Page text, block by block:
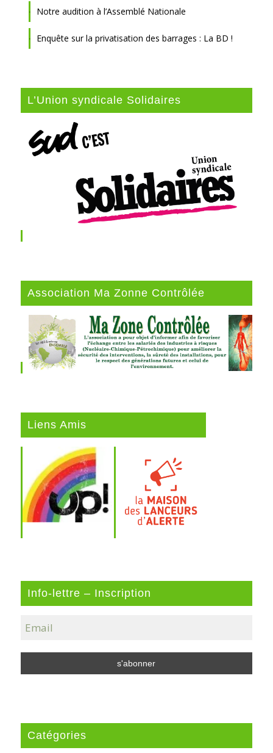
Notre audition à l’Assemblé Nationale
Enquête sur la privatisation des barrages : La BD !
L’Union syndicale Solidaires
Association Ma Zonne Contrôlée
Liens Amis
Info-lettre – Inscription
Catégories